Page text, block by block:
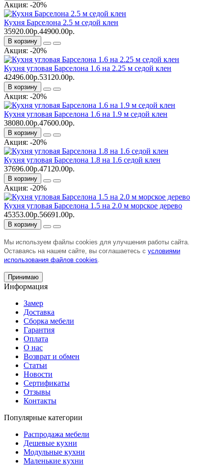
Акция: -20%
Кухня Барселона 2.5 м седой клен
35920.00р.44900.00р.
В корзину
Акция: -20%
Кухня угловая Барселона 1.6 на 2.25 м седой клен
42496.00р.53120.00р.
В корзину
Акция: -20%
Кухня угловая Барселона 1.6 на 1.9 м седой клен
38080.00р.47600.00р.
В корзину
Акция: -20%
Кухня угловая Барселона 1.8 на 1.6 седой клен
37696.00р.47120.00р.
В корзину
Акция: -20%
Кухня угловая Барселона 1.5 на 2.0 м морское дерево
45353.00р.56691.00р.
В корзину
Мы используем файлы cookies для улучшения работы сайта.
Оставаясь на нашем сайте, вы соглашаетесь с условиями
использования файлов cookies.
Принимаю
Информация
Замер
Доставка
Сборка мебели
Гарантия
Оплата
О нас
Возврат и обмен
Статьи
Новости
Сертификаты
Отзывы
Контакты
Популярные категории
Распродажа мебели
Дешевые кухни
Модульные кухни
Маленькие кухни